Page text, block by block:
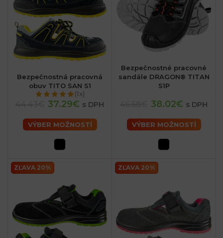
Bezpečnostná pracovná
obuv TITO SAN S1
(1x)
37.29€ s DPH
VÝBER MOŽNOSTÍ
Bezpečnostné pracovné
sandále DRAGON® TITAN
S1P
38.02€ s DPH
VÝBER MOŽNOSTÍ
ZĽAVA 20% ZĽAVA 20%